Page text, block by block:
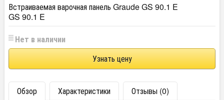
Встраиваемая варочная панель Graude GS 90.1 E
GS 90.1 E
Нет в наличии
Узнать цену
Обзор Характеристики
Отзывы (0)